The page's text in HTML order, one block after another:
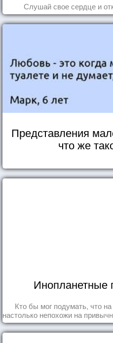
Слушай свое сердце и
Представления
что же
Инопланетные
Кто бы мог подумать, что
настолько непохожи на
что кажутся и